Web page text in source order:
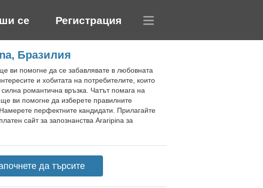
се Регистрация
Бразилия
ви помогне да се забавлявате в любовната
и хобитата на потребителите, които
романтична връзка. Чатът помага на
ви помогне да изберете правилните
перфектните кандидати. Прилагайте
сайт за запознанства Araripina за